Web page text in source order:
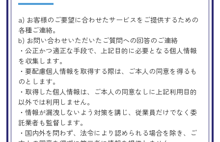
a) お客様のご要望に合わせたサービスをご提供するための
各種ご連絡。
b) お問い合わせいただいたご質問への回答のご連絡
・公正かつ適正な手段で、上記目的に必要となる個人情報
を収集します。
・要配慮個人情報を取得する際は、ご本人の同意を得るも
のとします。
・取得した個人情報は、ご本人の同意なしに上記利用目的
以外では利用しません。
・情報が漏洩しないよう対策を講じ、従業員だけでなく委
託業者も監督します。
・国内外を問わず、法令により認められる場合を除き、ご